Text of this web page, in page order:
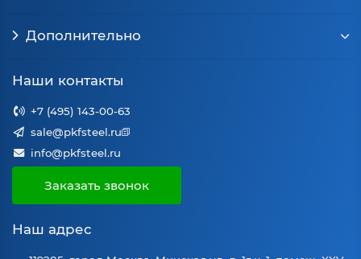
Дополнительно
Наши контакты
+7 (495) 143-00-63
sale@pkfsteel.ru
info@pkfsteel.ru
Заказать звонок
Наш адрес